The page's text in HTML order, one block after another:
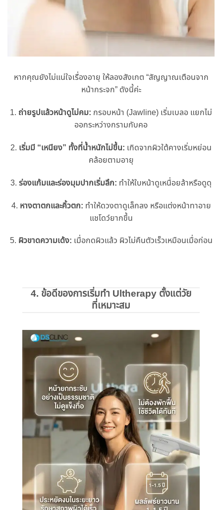
หากคุณยังไม่แน่ใจเรื่องอายุ ให้ลองสังเกต “สัญญาณเตือนจาก
หน้ากระจก” ดังนี้ค่ะ
1. ถ่ายรูปแล้วหน้าดูไม่คม: กรอบหน้า (Jawline) เริ่มเบลอ แยกไม่
ออกระหว่างกรามกับคอ
2. เริ่มมี “เหนียง” ทั้งที่นํ้าหนักไม่ขึ้น: เกิดจากผิวใต้คางเริ่มหย่อน
คล้อยตามอายุ
3. ร่องแก้มและร่องมุมปากเริ่มลึก: ทําให้ใบหน้าดูเหนื่อยล้าหรือดูดุ
4. หางตาตกและคิ้วตก: ทําให้ดวงตาดูเล็กลง หรือแต่งหน้าทาอาย
แชโดว์ยากขึ้น
5. ผิวขาดความเด้ง: เมื่อกดผิวแล้ว ผิวไม่คืนตัวเร็วเหมือนเมื่อก่อน
4. ข้อดีของการเริ่มทํา Ultherapy ตั้งแต่วัย
ที่เหมาะสม